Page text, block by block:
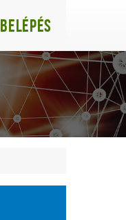
Belépés